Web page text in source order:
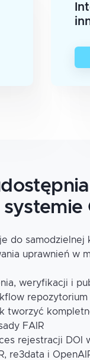
do samodzielnej
uprawnień w
weryfikacji i
repozytorium
tworzyć
FAIR
rejestracji DOI
re3data i